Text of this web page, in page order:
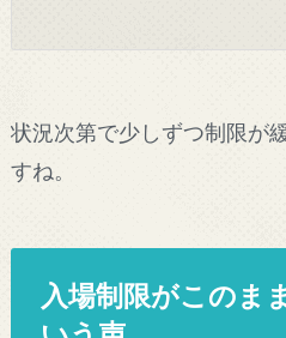
状況次第で少しずつ制限が
すね。
入場制限がこのま